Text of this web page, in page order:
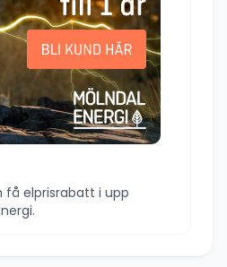
få elprisrabatt i upp